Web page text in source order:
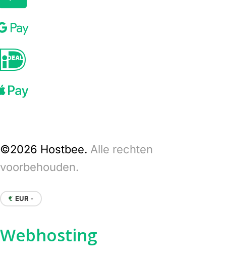
©2026 Hostbee. Alle rechten
voorbehouden.
€ EUR ▼
Webhosting